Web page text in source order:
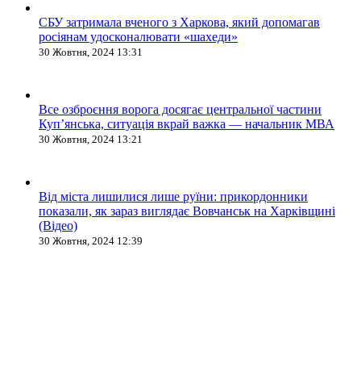
СБУ затримала вченого з Харкова, який допомагав
росіянам удосконалювати «шахеди»
30 Жовтня, 2024 13:31
Все озброєння ворога досягає центральної частини
Куп’янська, ситуація вкрай важка — начальник МВА
30 Жовтня, 2024 13:21
Від міста лишилися лише руїни: прикордонники
показали, як зараз виглядає Вовчанськ на Харківщині
(Відео)
30 Жовтня, 2024 12:39